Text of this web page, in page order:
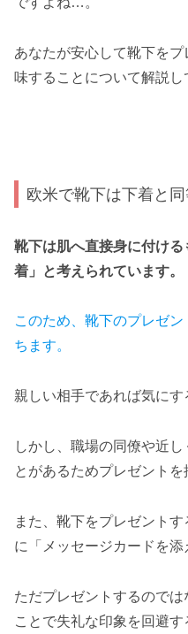
あなたが安心して靴下を
味することについて解説し
欧米で靴下は下着と
靴下は肌へ直接身に付け
着」と考えられています。
このため、靴下のプレゼ
ちます。
親しい相手であれば気にす
しかし、職場の同僚や近
とがあるためプレゼントを
また、靴下をプレゼント
に「メッセージカードを添
ただプレゼントするので
ことで失礼な印象を回避す